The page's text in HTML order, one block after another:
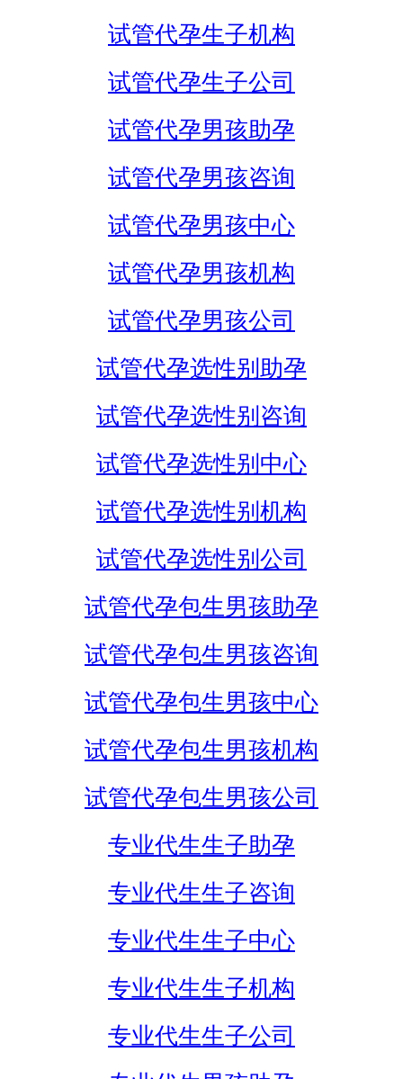
试管代孕生子机构
试管代孕生子公司
试管代孕男孩助孕
试管代孕男孩咨询
试管代孕男孩中心
试管代孕男孩机构
试管代孕男孩公司
试管代孕选性别助孕
试管代孕选性别咨询
试管代孕选性别中心
试管代孕选性别机构
试管代孕选性别公司
试管代孕包生男孩助孕
试管代孕包生男孩咨询
试管代孕包生男孩中心
试管代孕包生男孩机构
试管代孕包生男孩公司
专业代生生子助孕
专业代生生子咨询
专业代生生子中心
专业代生生子机构
专业代生生子公司